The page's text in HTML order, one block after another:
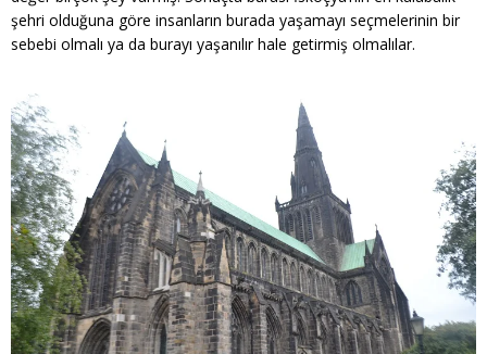
şehri olduğuna göre insanların burada yaşamayı seçmelerinin bir
sebebi olmalı ya da burayı yaşanılır hale getirmiş olmalılar.